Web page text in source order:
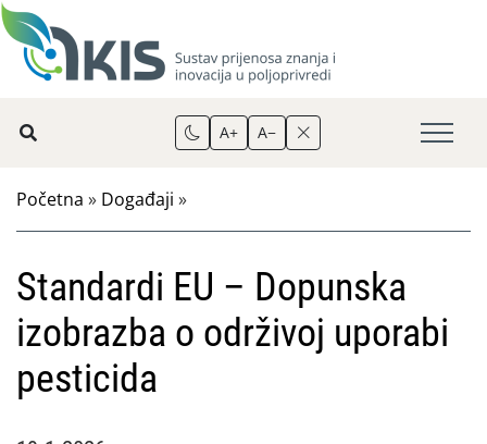
A+ A−
Početna » Događaji »
Standardi EU – Dopunska
izobrazba o održivoj uporabi
pesticida